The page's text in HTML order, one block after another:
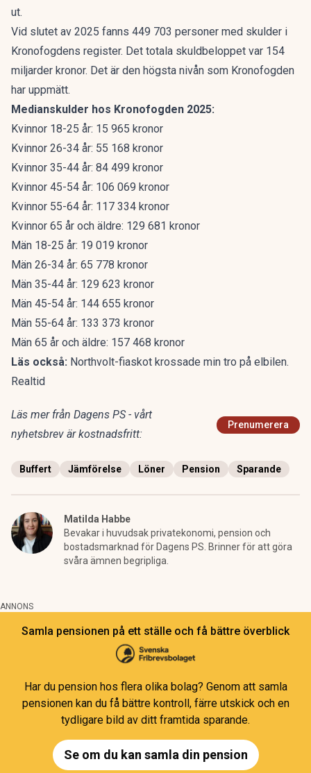
ut.
Vid slutet av 2025 fanns 449 703 personer med skulder i
Kronofogdens register. Det totala skuldbeloppet var 154
miljarder kronor. Det är den högsta nivån som Kronofogden
har uppmätt.
Medianskulder hos Kronofogden 2025:
Kvinnor 18-25 år: 15 965 kronor
Kvinnor 26-34 år: 55 168 kronor
Kvinnor 35-44 år: 84 499 kronor
Kvinnor 45-54 år: 106 069 kronor
Kvinnor 55-64 år: 117 334 kronor
Kvinnor 65 år och äldre: 129 681 kronor
Män 18-25 år: 19 019 kronor
Män 26-34 år: 65 778 kronor
Män 35-44 år: 129 623 kronor
Män 45-54 år: 144 655 kronor
Män 55-64 år: 133 373 kronor
Män 65 år och äldre: 157 468 kronor
Läs också: Northvolt-fiaskot krossade min tro på elbilen.
Realtid
Läs mer från Dagens PS - vårt
nyhetsbrev är kostnadsfritt:
Prenumerera
Buffert Jämförelse Löner Pension Sparande
Matilda Habbe
Bevakar i huvudsak privatekonomi, pension och
bostadsmarknad för Dagens PS. Brinner för att göra
svåra ämnen begripliga.
ANNONS
Samla pensionen på ett ställe och få bättre överblick
Har du pension hos flera olika bolag? Genom att samla
pensionen kan du få bättre kontroll, färre utskick och en
tydligare bild av ditt framtida sparande.
Se om du kan samla din pension